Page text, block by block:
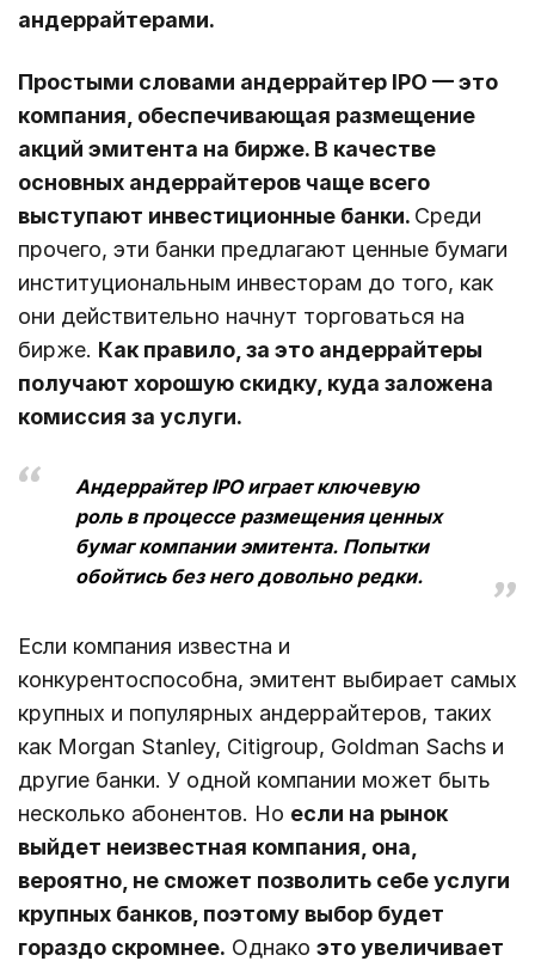
андеррайтерами.
Простыми словами андеррайтер IPO — это
компания, обеспечивающая размещение
акций эмитента на бирже. В качестве
основных андеррайтеров чаще всего
выступают инвестиционные банки. Среди
прочего, эти банки предлагают ценные бумаги
институциональным инвесторам до того, как
они действительно начнут торговаться на
бирже. Как правило, за это андеррайтеры
получают хорошую скидку, куда заложена
комиссия за услуги.
Андеррайтер IPO играет ключевую
роль в процессе размещения ценных
бумаг компании эмитента. Попытки
обойтись без него довольно редки.
Если компания известна и
конкурентоспособна, эмитент выбирает самых
крупных и популярных андеррайтеров, таких
как Morgan Stanley, Citigroup, Goldman Sachs и
другие банки. У одной компании может быть
несколько абонентов. Но если на рынок
выйдет неизвестная компания, она,
вероятно, не сможет позволить себе услуги
крупных банков, поэтому выбор будет
гораздо скромнее. Однако это увеличивает